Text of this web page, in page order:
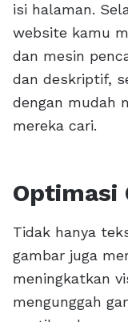
isi halaman.
website kamu
dan mesin
dan deskriptif,
dengan mudah
mereka cari.
Optimasi
Tidak hanya
gambar juga
meningkatkan
mengunggah